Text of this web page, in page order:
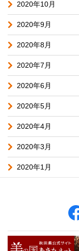
2020年10月
2020年9月
2020年8月
2020年7月
2020年6月
2020年5月
2020年4月
2020年3月
2020年1月